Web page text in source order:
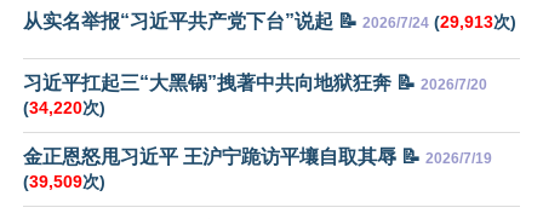
从实名举报“习近平共产党下台”说起 📝 2026/7/24 (29,913次)
习近平扛起三“大黑锅”拽著中共向地狱狂奔 📝 2026/7/20
(34,220次)
金正恩怒甩习近平 王沪宁跪访平壤自取其辱 📝 2026/7/19
(39,509次)